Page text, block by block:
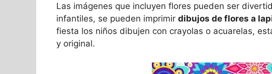
Las imágenes que incluyen flores pueden ser
infantiles, se pueden imprimir dibujos de flores a
fiesta los niños dibujen con crayolas o acuarelas,
y original.